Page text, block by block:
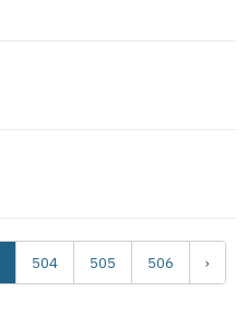
504 505 506 ›